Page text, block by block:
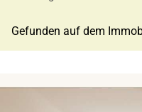
Gefunden auf dem